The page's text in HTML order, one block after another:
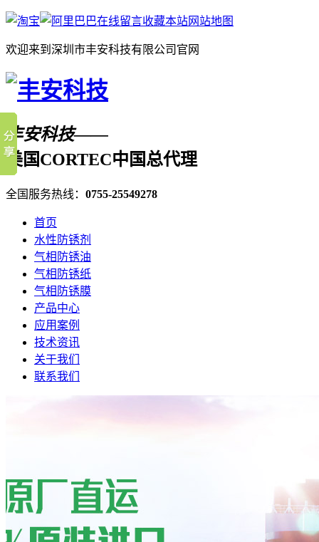
在线留言收藏本站网站地图
欢迎来到深圳市丰安科技有限公司官网
丰安科技——
美国CORTEC中国总代理
全国服务热线： 0755-25549278
首页
水性防锈剂
气相防锈油
气相防锈纸
气相防锈膜
产品中心
应用案例
技术资讯
关于我们
联系我们